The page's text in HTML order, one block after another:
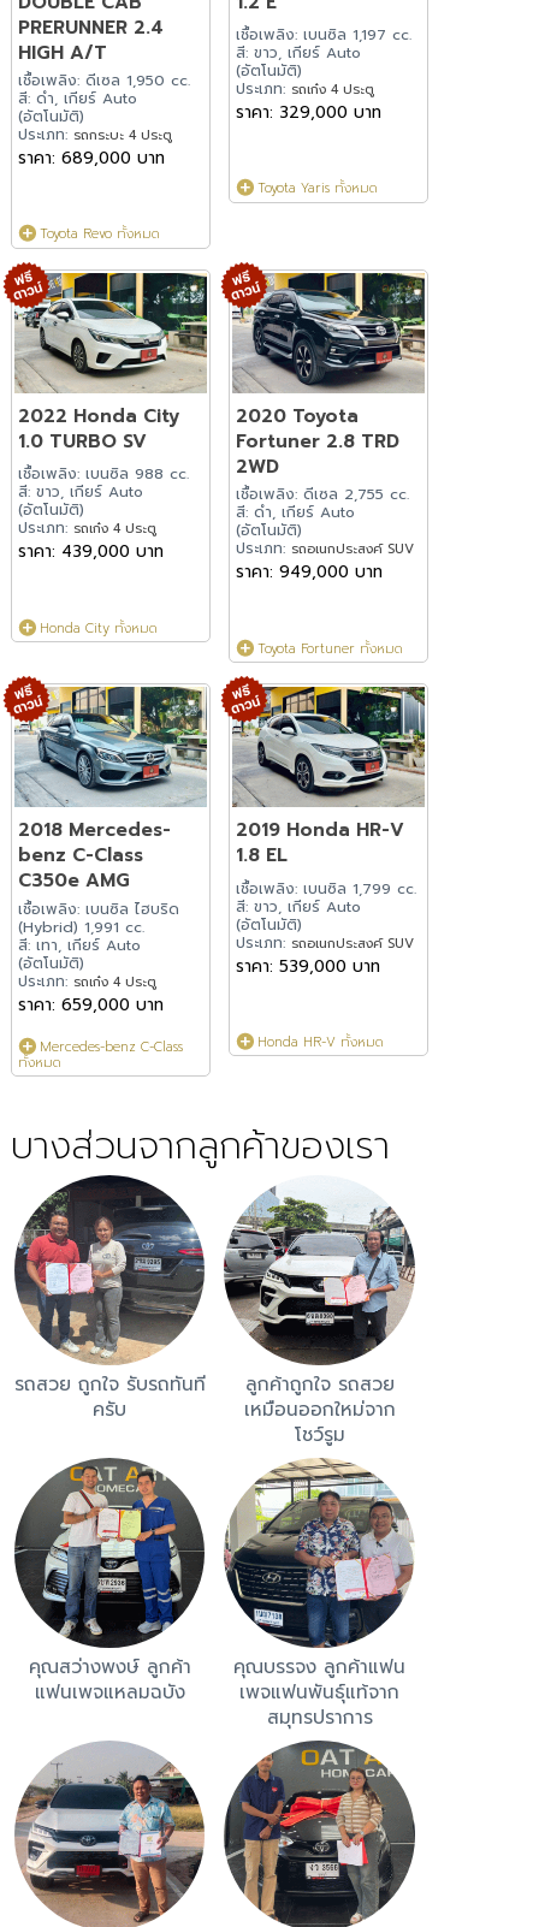
PRERUNNER 2.4
HIGH A/T
เชื้อเพลิง: ดีเซล 1,950 cc.
สี: ดำ, เกียร์ Auto
(อัตโนมัติ)
ประเภท: รถกระบะ 4 ประตู
ราคา: 689,000 บาท
Toyota Revo ทั้งหมด
เชื้อเพลิง: เบนซิล 1,197 cc.
สี: ขาว, เกียร์ Auto
(อัตโนมัติ)
ประเภท: รถเก๋ง 4 ประตู
ราคา: 329,000 บาท
Toyota Yaris ทั้งหมด
2022 Honda City
1.0 TURBO SV
เชื้อเพลิง: เบนซิล 988 cc.
สี: ขาว, เกียร์ Auto
(อัตโนมัติ)
ประเภท: รถเก๋ง 4 ประตู
ราคา: 439,000 บาท
Honda City ทั้งหมด
2020 Toyota
Fortuner 2.8 TRD
2WD
เชื้อเพลิง: ดีเซล 2,755 cc.
สี: ดำ, เกียร์ Auto
(อัตโนมัติ)
ประเภท: รถอเนกประสงค์ SUV
ราคา: 949,000 บาท
Toyota Fortuner ทั้งหมด
2018 Mercedes-
benz C-Class
C350e AMG
เชื้อเพลิง: เบนซิล ไฮบริด
(Hybrid) 1,991 cc.
สี: เทา, เกียร์ Auto
(อัตโนมัติ)
ประเภท: รถเก๋ง 4 ประตู
ราคา: 659,000 บาท
Mercedes-benz C-Class
ทั้งหมด
2019 Honda HR-V
1.8 EL
เชื้อเพลิง: เบนซิล 1,799 cc.
สี: ขาว, เกียร์ Auto
(อัตโนมัติ)
ประเภท: รถอเนกประสงค์ SUV
ราคา: 539,000 บาท
Honda HR-V ทั้งหมด
บางส่วนจากลูกค้าของเรา
รถสวย ถูกใจ รับรถทันที
ครับ
ลูกค้าถูกใจ รถสวย
เหมือนออกใหม่จาก
โชว์รูม
คุณสว่างพงษ์ ลูกค้า
แฟนเพจแหลมฉบัง
คุณบรรจง ลูกค้าแฟน
เพจแฟนพันธ์ุแท้จาก
สมุทรปราการ